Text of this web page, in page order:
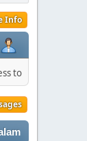
Info
to.